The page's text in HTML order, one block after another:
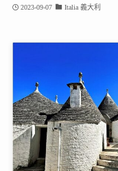
2023-09-07 Italia 義大利